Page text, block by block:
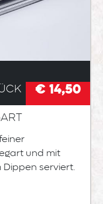
€ 14,50
und mit
Dippen serviert.